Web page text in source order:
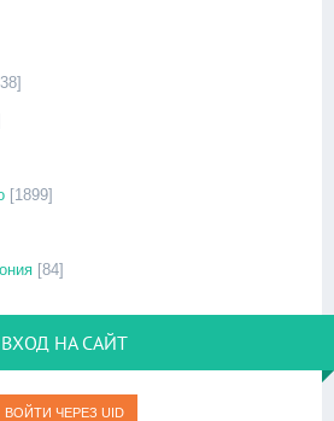
[1899]
[84]
ВХОД НА САЙТ
ВОЙТИ ЧЕРЕЗ UID